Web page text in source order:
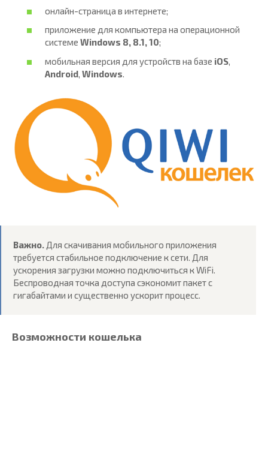
онлайн-страница в интернете;
приложение для компьютера на операционной
системе Windows 8, 8.1, 10;
мобильная версия для устройств на базе iOS,
Android, Windows.
Важно. Для скачивания мобильного приложения
требуется стабильное подключение к сети. Для
ускорения загрузки можно подключиться к WiFi.
Беспроводная точка доступа сэкономит пакет с
гигабайтами и существенно ускорит процесс.
Возможности кошелька